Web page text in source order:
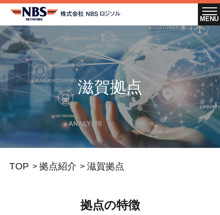
滋賀拠点
TOP 拠点紹介 滋賀拠点
拠点の特徴